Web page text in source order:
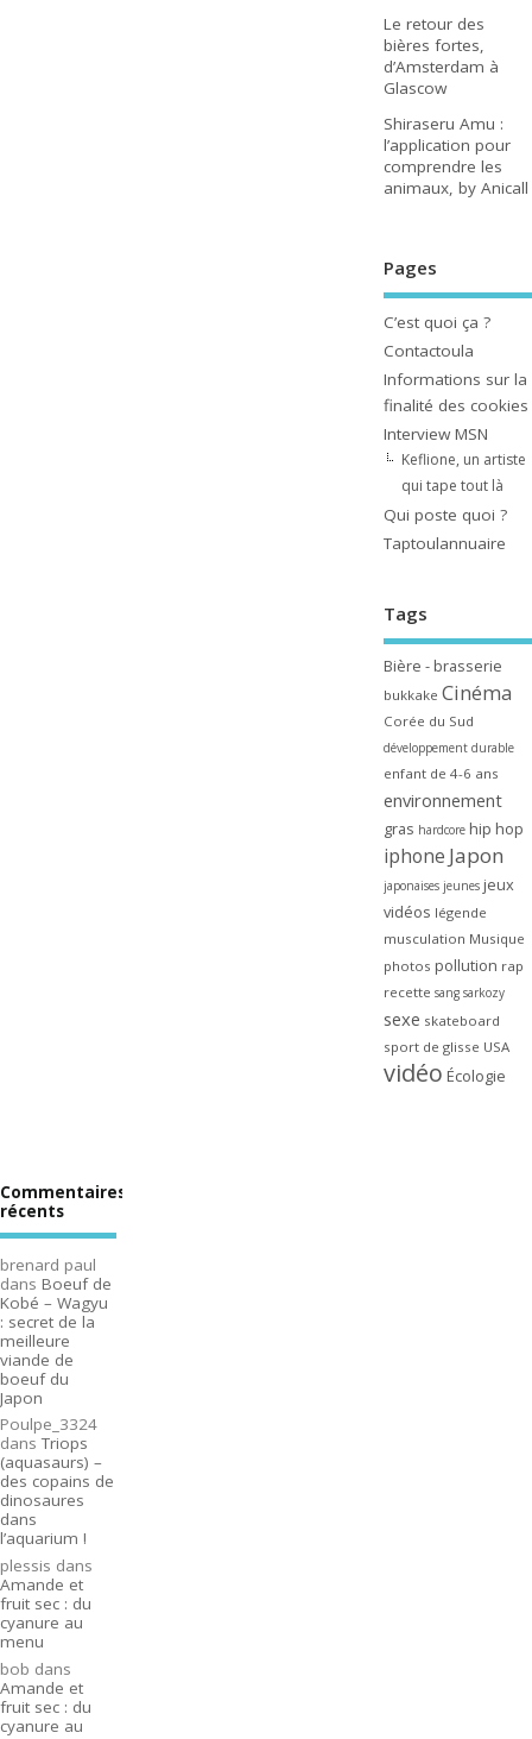
Le retour des
bières fortes,
d’Amsterdam à
Glascow
Shiraseru Amu :
l’application pour
comprendre les
animaux, by Anicall
Pages
C’est quoi ça ?
Contactoula
Informations sur la
finalité des cookies
Interview MSN
Keflione, un artiste
qui tape tout là
Qui poste quoi ?
Taptoulannuaire
Tags
Bière - brasserie
bukkake Cinéma
Corée du Sud
développement durable
enfant de 4-6 ans
environnement
gras hardcore hip hop
iphone Japon
japonaises jeunes jeux
vidéos légende
musculation Musique
photos pollution rap
recette sang sarkozy
sexe skateboard
sport de glisse USA
vidéo Écologie
Commentaires
récents
brenard paul
dans Boeuf de
Kobé – Wagyu
: secret de la
meilleure
viande de
boeuf du
Japon
Poulpe_3324
dansTriops
(aquasaurs) –
des copains de
dinosaures
dans
l’aquarium !
plessis dans
Amande et
fruit sec : du
cyanure au
menu
bob dans
Amande et
fruit sec : du
cyanure au